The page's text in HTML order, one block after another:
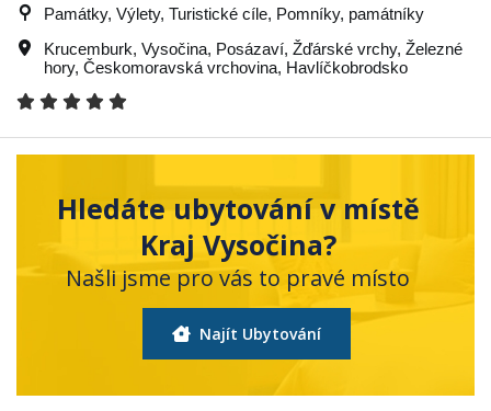
Památky, Výlety, Turistické cíle, Pomníky, památníky
Krucemburk, Vysočina, Posázaví, Žďárské vrchy, Železné
hory, Českomoravská vrchovina, Havlíčkobrodsko
Hledáte ubytování v místě
Kraj Vysočina?
Našli jsme pro vás to pravé místo
Najít Ubytování